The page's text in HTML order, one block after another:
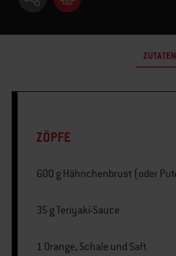
ZUTATEN
ZÖPFE
600 g Hähnchenbrust (oder
35 g Teriyaki-Sauce
1 Orange, Schale und Saft